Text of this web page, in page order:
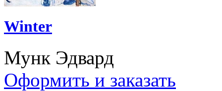
Winter
Мунк Эдвард
Оформить и заказать